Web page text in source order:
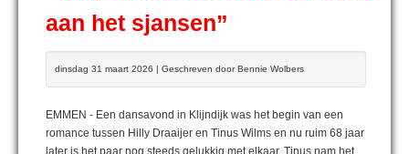
aan het sjansen”
dinsdag 31 maart 2026 | Geschreven door Bennie Wolbers
EMMEN - Een dansavond in Klijndijk was het begin van een
romance tussen Hilly Draaijer en Tinus Wilms en nu ruim 68 jaar
later is het paar nog steeds gelukkig met elkaar. Tinus nam het